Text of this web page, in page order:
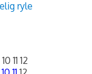
ryle
10 11 12